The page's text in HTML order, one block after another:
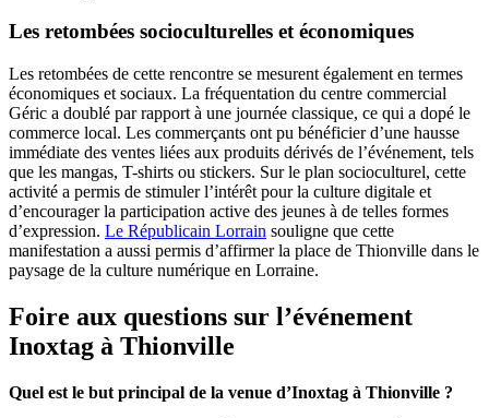
Les retombées socioculturelles et économiques
Les retombées de cette rencontre se mesurent également en termes
économiques et sociaux. La fréquentation du centre commercial
Géric a doublé par rapport à une journée classique, ce qui a dopé le
commerce local. Les commerçants ont pu bénéficier d’une hausse
immédiate des ventes liées aux produits dérivés de l’événement, tels
que les mangas, T-shirts ou stickers. Sur le plan socioculturel, cette
activité a permis de stimuler l’intérêt pour la culture digitale et
d’encourager la participation active des jeunes à de telles formes
d’expression. Le Républicain Lorrain souligne que cette
manifestation a aussi permis d’affirmer la place de Thionville dans le
paysage de la culture numérique en Lorraine.
Foire aux questions sur l’événement
Inoxtag à Thionville
Quel est le but principal de la venue d’Inoxtag à Thionville ?